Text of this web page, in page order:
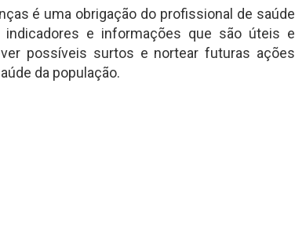
é uma obrigação do profissional de saúde
e informações que são úteis e
possíveis surtos e nortear futuras ações
da população.